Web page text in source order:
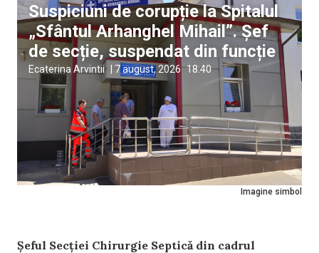
Imagine simbol
Suspiciuni de corupție la Spitalul
„Sfântul Arhanghel Mihail”. Șef
de secție, suspendat din funcție
Ecaterina Arvintii 7 august, 2026 18:40
Șeful Secției Chirurgie Septică din cadrul